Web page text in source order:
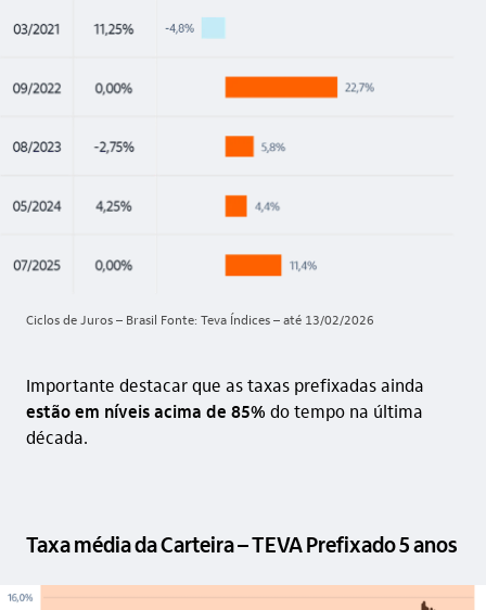
Ciclos de Juros – Brasil Fonte: Teva Índices – até 13/02/2026
Importante destacar que as taxas prefixadas ainda
estão em níveis acima de 85% do tempo na última
década.
Taxa média da Carteira – TEVA Prefixado 5 anos